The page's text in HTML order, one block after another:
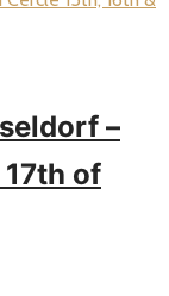
–
17th of